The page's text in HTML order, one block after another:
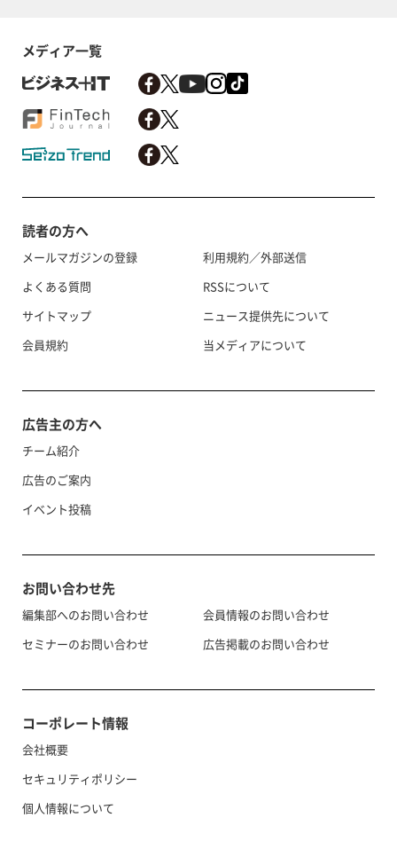
メディア一覧
読者の方へ
メールマガジンの登録
よくある質問
サイトマップ
会員規約
利用規約／外部送信
RSSについて
ニュース提供先について
当メディアについて
広告主の方へ
チーム紹介
広告のご案内
イベント投稿
お問い合わせ先
編集部へのお問い合わせ
セミナーのお問い合わせ
会員情報のお問い合わせ
広告掲載のお問い合わせ
コーポレート情報
会社概要
セキュリティポリシー
個人情報について